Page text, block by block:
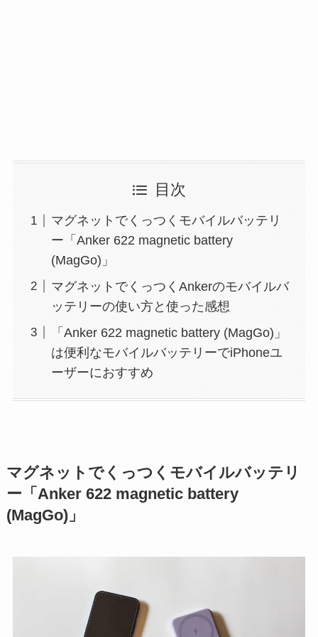
目次
マグネットでくっつくモバイルバッテリ
ー「Anker 622 magnetic battery
(MagGo)」
マグネットでくっつくAnkerのモバイルバ
ッテリーの使い方と使った感想
「Anker 622 magnetic battery (MagGo)」
は便利なモバイルバッテリーでiPhoneユ
ーザーにおすすめ
マグネットでくっつくモバイルバッテリ
ー「Anker 622 magnetic battery
(MagGo)」